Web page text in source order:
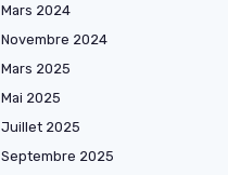
Mars 2024
Novembre 2024
Mars 2025
Mai 2025
Juillet 2025
Septembre 2025